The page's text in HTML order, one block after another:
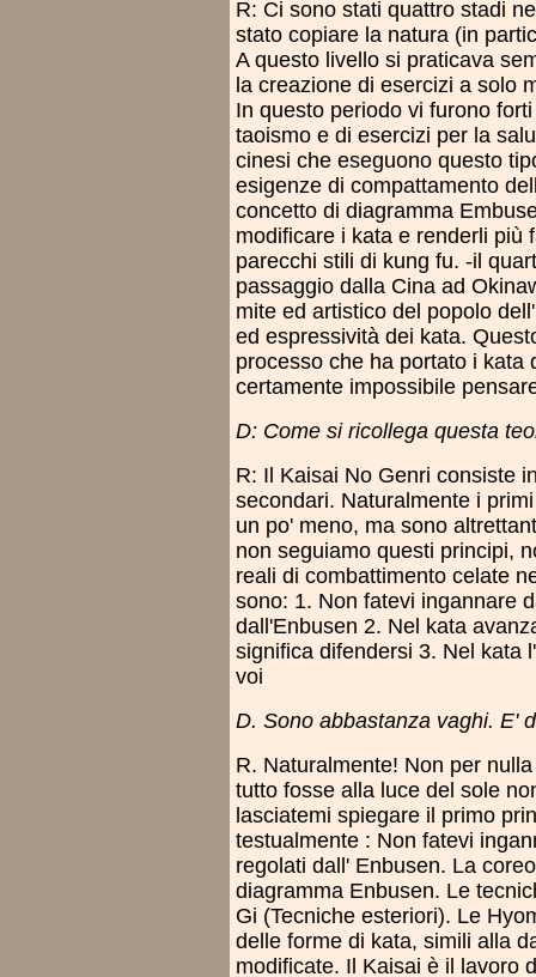
R: Ci sono stati quattro stadi
stato copiare la natura (in
A questo livello si praticava
la creazione di esercizi a solo
In questo periodo vi furono
taoismo e di esercizi per la
cinesi che eseguono questo
esigenze di compattamento
concetto di diagramma
modificare i kata e renderli più
parecchi stili di kung fu. -il
passaggio dalla Cina ad
mite ed artistico del popolo
ed espressività dei kata.
processo che ha portato i kata
certamente impossibile
D: Come si ricollega questa
R: Il Kaisai No Genri consiste
secondari. Naturalmente i
un po' meno, ma sono
non seguiamo questi principi,
reali di combattimento celate
sono: 1. Non fatevi ingannare
dall'Enbusen 2. Nel kata
significa difendersi 3. Nel kata
voi
D. Sono abbastanza vaghi. E'
R. Naturalmente! Non per
tutto fosse alla luce del sole
lasciatemi spiegare il primo
testualmente : Non fatevi
regolati dall' Enbusen. La
diagramma Enbusen. Le
Gi (Tecniche esteriori). Le
delle forme di kata, simili alla
modificate. Il Kaisai è il lavoro